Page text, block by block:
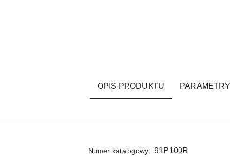
OPIS PRODUKTU PARAMETRY
Numer katalogowy:
91P100R